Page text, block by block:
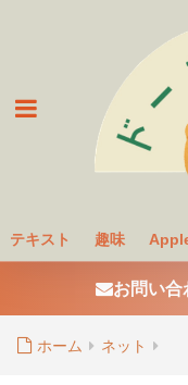
テキスト 趣味
お問い合
ホーム ネット